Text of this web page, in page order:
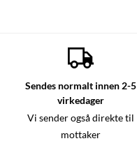
Sendes normalt innen 2-5
virkedager
Vi sender også direkte til
mottaker